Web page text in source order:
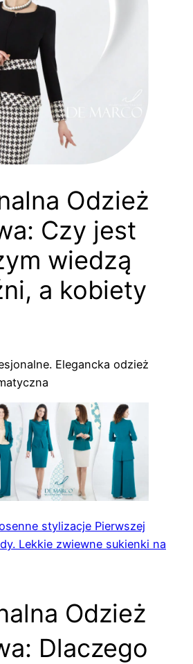
Odzież
Czy jest
wiedzą
a kobiety
Elegancka odzież
stylizacje Pierwszej
Lekkie zwiewne sukienki na
Odzież
Dlaczego